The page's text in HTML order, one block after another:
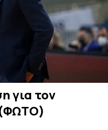
για τον